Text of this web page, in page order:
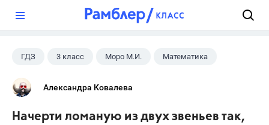
ГДЗ 3 класс Моро М.И. Математика
Александра Ковалева
Начерти ломаную из двух звеньев так,